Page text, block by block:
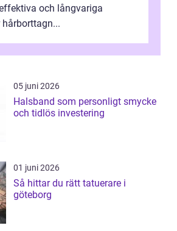
och långvariga
05 juni 2026
Halsband som personligt smycke
och tidlös investering
01 juni 2026
Så hittar du rätt tatuerare i
göteborg